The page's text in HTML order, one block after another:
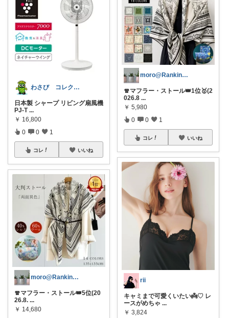
わさび コレクションもご利用ください
日本製 シャープ リビング扇風機
PJ-T ...
￥ 16,800
0 0 1
コレ いいね
moro@Ranking ROOM
🧣マフラー・ストール👑5位(20
26.8. ...
￥ 14,680
moro@Ranking ROOM
🧣マフラー・ストール👑1位🥇(2
026.8 ...
￥ 5,980
0 0 1
コレ いいね
rii
キャミまで可愛くいたい👼♡ レ
ースがめちゃ ...
￥ 3,824